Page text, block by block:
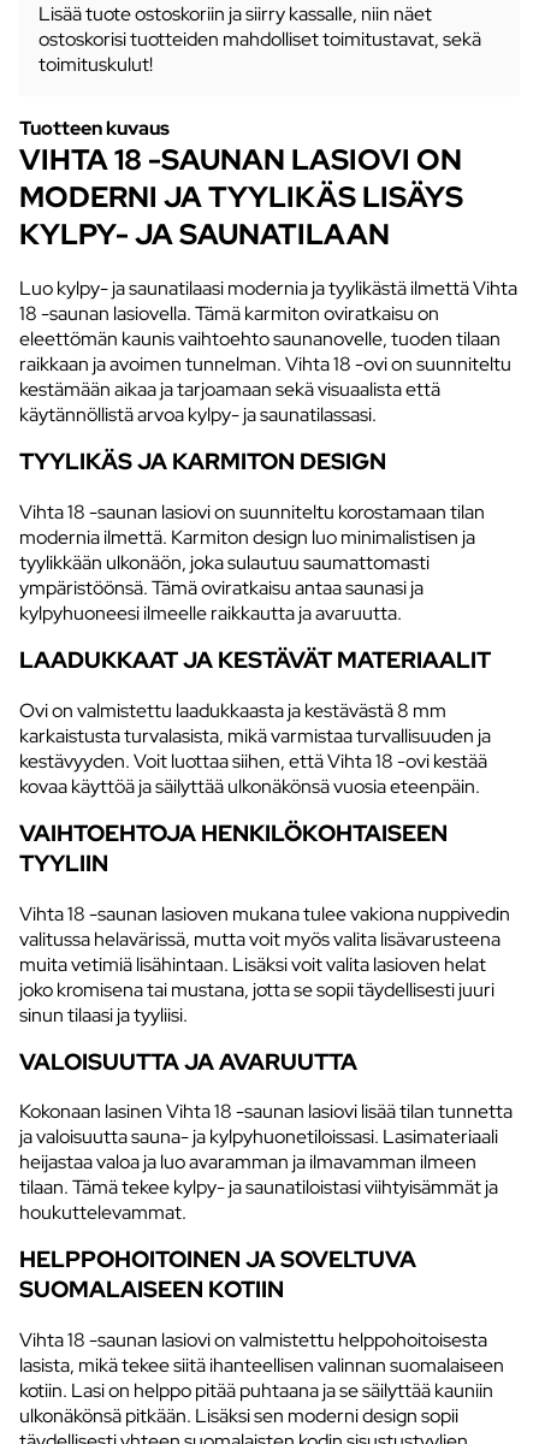
Lisää tuote ostoskoriin ja siirry kassalle, niin näet
ostoskorisi tuotteiden mahdolliset toimitustavat, sekä
toimituskulut!
Tuotteen kuvaus
VIHTA 18 -SAUNAN LASIOVI ON
MODERNI JA TYYLIKÄS LISÄYS
KYLPY- JA SAUNATILAAN
Luo kylpy- ja saunatilaasi modernia ja tyylikästä ilmettä Vihta
18 -saunan lasiovella. Tämä karmiton oviratkaisu on
eleettömän kaunis vaihtoehto saunanovelle, tuoden tilaan
raikkaan ja avoimen tunnelman. Vihta 18 -ovi on suunniteltu
kestämään aikaa ja tarjoamaan sekä visuaalista että
käytännöllistä arvoa kylpy- ja saunatilassasi.
TYYLIKÄS JA KARMITON DESIGN
Vihta 18 -saunan lasiovi on suunniteltu korostamaan tilan
modernia ilmettä. Karmiton design luo minimalistisen ja
tyylikkään ulkonäön, joka sulautuu saumattomasti
ympäristöönsä. Tämä oviratkaisu antaa saunasi ja
kylpyhuoneesi ilmeelle raikkautta ja avaruutta.
LAADUKKAAT JA KESTÄVÄT MATERIAALIT
Ovi on valmistettu laadukkaasta ja kestävästä 8 mm
karkaistusta turvalasista, mikä varmistaa turvallisuuden ja
kestävyyden. Voit luottaa siihen, että Vihta 18 -ovi kestää
kovaa käyttöä ja säilyttää ulkonäkönsä vuosia eteenpäin.
VAIHTOEHTOJA HENKILÖKOHTAISEEN
TYYLIIN
Vihta 18 -saunan lasioven mukana tulee vakiona nuppivedin
valitussa helavärissä, mutta voit myös valita lisävarusteena
muita vetimiä lisähintaan. Lisäksi voit valita lasioven helat
joko kromisena tai mustana, jotta se sopii täydellisesti juuri
sinun tilaasi ja tyyliisi.
VALOISUUTTA JA AVARUUTTA
Kokonaan lasinen Vihta 18 -saunan lasiovi lisää tilan tunnetta
ja valoisuutta sauna- ja kylpyhuonetiloissasi. Lasimateriaali
heijastaa valoa ja luo avaramman ja ilmavamman ilmeen
tilaan. Tämä tekee kylpy- ja saunatiloistasi viihtyisämmät ja
houkuttelevammat.
HELPPOHOITOINEN JA SOVELTUVA
SUOMALAISEEN KOTIIN
Vihta 18 -saunan lasiovi on valmistettu helppohoitoisesta
lasista, mikä tekee siitä ihanteellisen valinnan suomalaiseen
kotiin. Lasi on helppo pitää puhtaana ja se säilyttää kauniin
ulkonäkönsä pitkään. Lisäksi sen moderni design sopii